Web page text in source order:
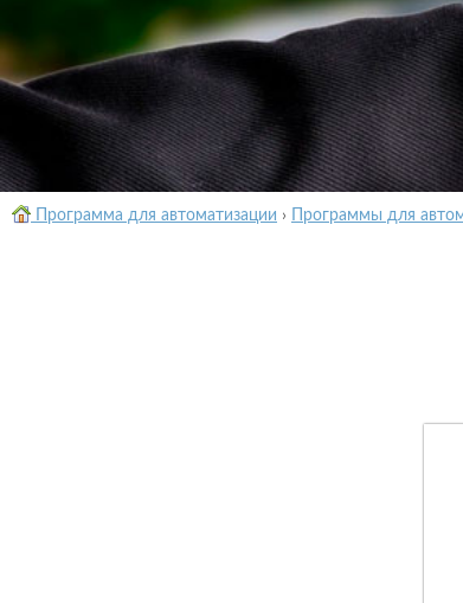
Программа для автоматизации › Программы для